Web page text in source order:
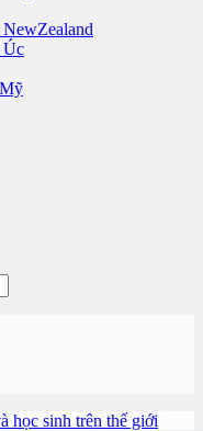
Úc
học sinh trên thế giới